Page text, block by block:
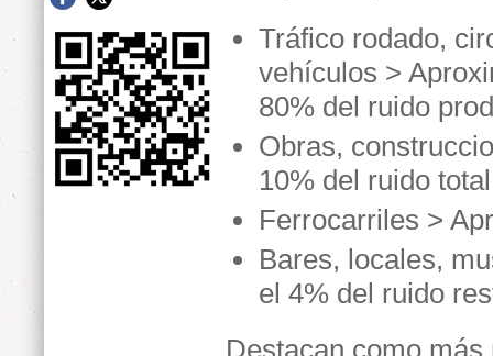
Tráfico rodado,
vehículos >
80% del ruido
Obras,
10% del ruido
Ferrocarriles >
Bares, locales,
el 4% del ruido
Destacan como